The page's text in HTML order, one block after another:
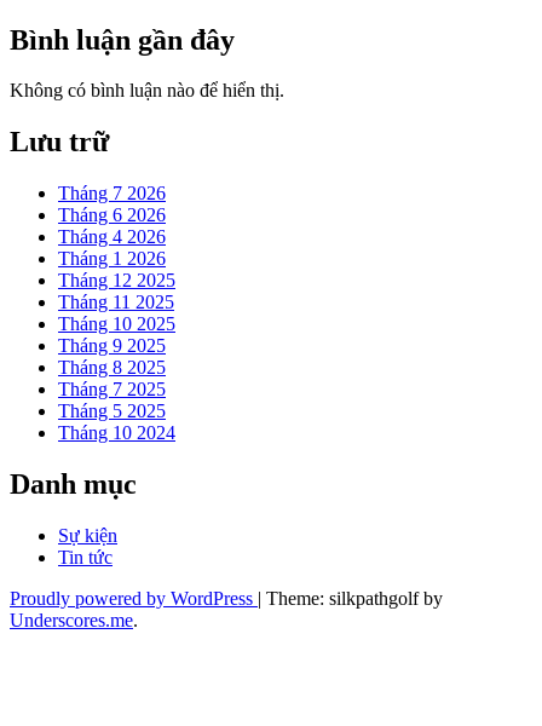
Bình luận gần đây
Không có bình luận nào để hiển thị.
Lưu trữ
Tháng 7 2026
Tháng 6 2026
Tháng 4 2026
Tháng 1 2026
Tháng 12 2025
Tháng 11 2025
Tháng 10 2025
Tháng 9 2025
Tháng 8 2025
Tháng 7 2025
Tháng 5 2025
Tháng 10 2024
Danh mục
Sự kiện
Tin tức
Proudly powered by WordPress | Theme: silkpathgolf by
Underscores.me.